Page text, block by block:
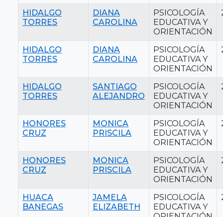
HIDALGO
TORRES
DIANA
CAROLINA
PSICOLOGÍA
EDUCATIVA Y
ORIENTACIÓN
HIDALGO
TORRES
DIANA
CAROLINA
PSICOLOGÍA
EDUCATIVA Y
ORIENTACIÓN
HIDALGO
TORRES
SANTIAGO
ALEJANDRO
PSICOLOGÍA
EDUCATIVA Y
ORIENTACIÓN
HONORES
CRUZ
MONICA
PRISCILA
PSICOLOGÍA
EDUCATIVA Y
ORIENTACIÓN
HONORES
CRUZ
MONICA
PRISCILA
PSICOLOGÍA
EDUCATIVA Y
ORIENTACIÓN
HUACA
BANEGAS
JAMELA
ELIZABETH
PSICOLOGÍA
EDUCATIVA Y